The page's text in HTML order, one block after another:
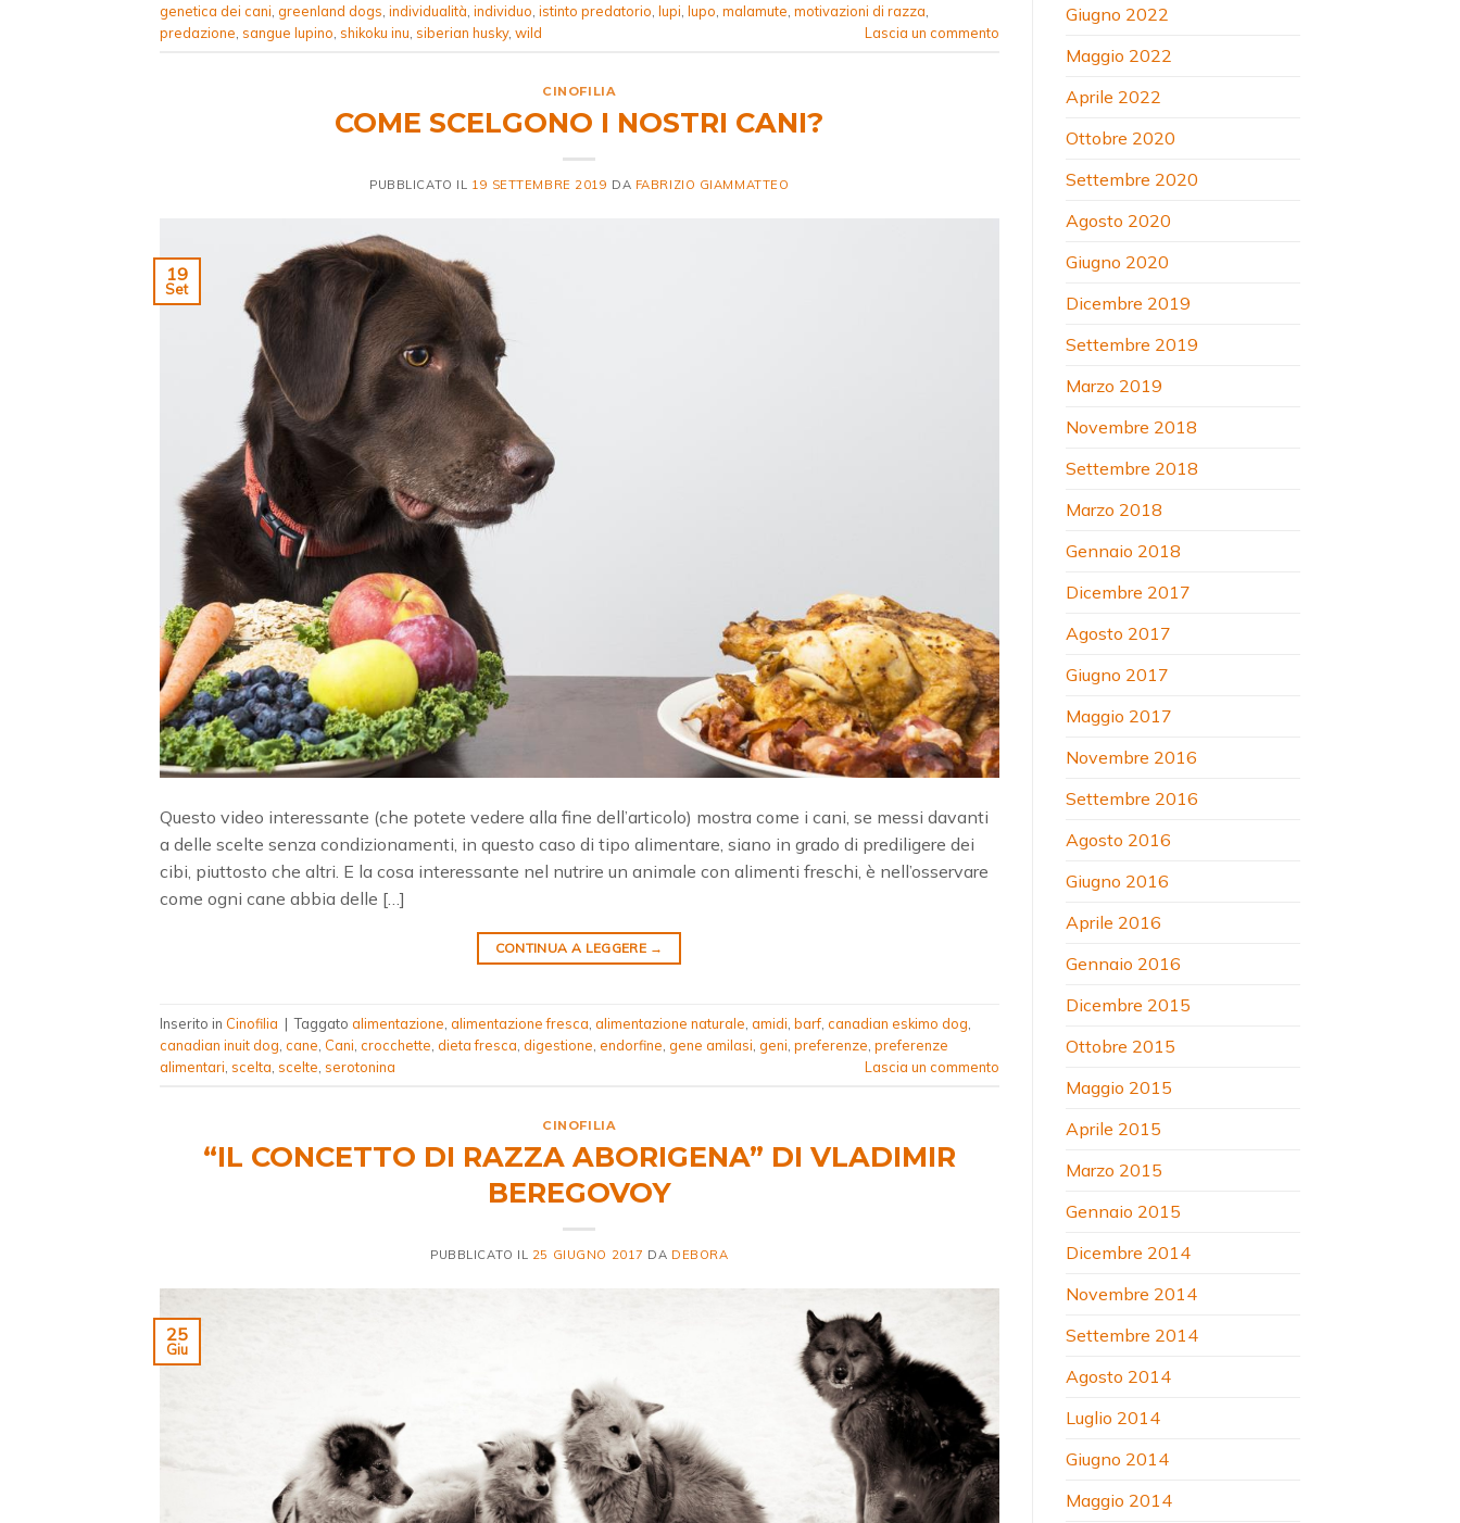
genetica dei cani greenland dogs individualità individuo istinto predatorio lupi lupo malamute motivazioni di razza
predazione sangue lupino shikoku inu siberian husky, wild Lascia un commento
CINOFILIA
COME SCELGONO I NOSTRI CANI?
PUBBLICATO IL 19 SETTEMBRE 2019 DA FABRIZIO GIAMMATTEO
19
Set
Questo video interessante (che potete vedere alla fine dell’articolo) mostra come i cani, se messi davanti
a delle scelte senza condizionamenti, in questo caso di tipo alimentare, siano in grado di prediligere dei
cibi, piuttosto che altri. E la cosa interessante nel nutrire un animale con alimenti freschi, è nell’osservare
come ogni cane abbia delle […]
CONTINUA A LEGGERE →
Inserito in Cinofilia | Taggato alimentazione alimentazione fresca alimentazione naturale amidi barf canadian eskimo dog
canadian inuit dog cane Cani crocchette dieta fresca digestione endorfine gene amilasi geni preferenze preferenze
alimentari scelta scelte serotonina Lascia un commento
CINOFILIA
“IL CONCETTO DI RAZZA ABORIGENA” DI VLADIMIR
BEREGOVOY
PUBBLICATO IL 25 GIUGNO 2017 DA DEBORA
25
Giu
Giugno 2022
Maggio 2022
Aprile 2022
Ottobre 2020
Settembre 2020
Agosto 2020
Giugno 2020
Dicembre 2019
Settembre 2019
Marzo 2019
Novembre 2018
Settembre 2018
Marzo 2018
Gennaio 2018
Dicembre 2017
Agosto 2017
Giugno 2017
Maggio 2017
Novembre 2016
Settembre 2016
Agosto 2016
Giugno 2016
Aprile 2016
Gennaio 2016
Dicembre 2015
Ottobre 2015
Maggio 2015
Aprile 2015
Marzo 2015
Gennaio 2015
Dicembre 2014
Novembre 2014
Settembre 2014
Agosto 2014
Luglio 2014
Giugno 2014
Maggio 2014